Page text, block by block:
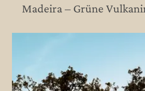
Madeira – Grüne